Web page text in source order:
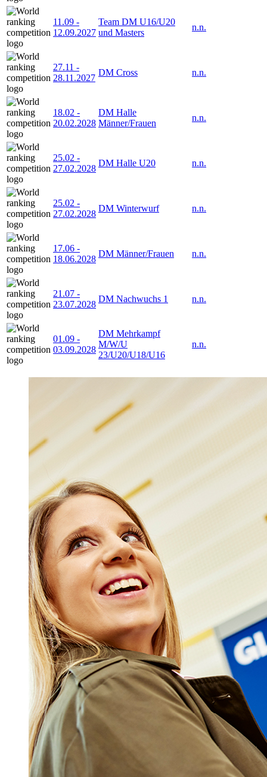
11.09 -
12.09.2027
Team DM U16/U20
und Masters
n.n.
27.11 -
28.11.2027
DM Cross n.n.
18.02 -
20.02.2028
DM Halle
Männer/Frauen
n.n.
25.02 -
27.02.2028
DM Halle U20 n.n.
25.02 -
27.02.2028
DM Winterwurf n.n.
17.06 -
18.06.2028
DM Männer/Frauen n.n.
21.07 -
23.07.2028
DM Nachwuchs 1 n.n.
01.09 -
03.09.2028
DM Mehrkampf
M/W/U
23/U20/U18/U16
n.n.